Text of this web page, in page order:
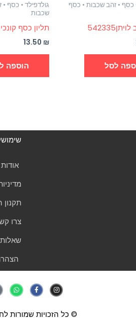
כסף • זהב שכבות • כסף
לסל
גולדפילד • כסף
שכבות
תליון כסף קונכיה
13.50 ₪
הוספה
אודות
צרו
n
s
t
r
a
c
e
o
h
a
t
p
© כל הזכויות שמורות